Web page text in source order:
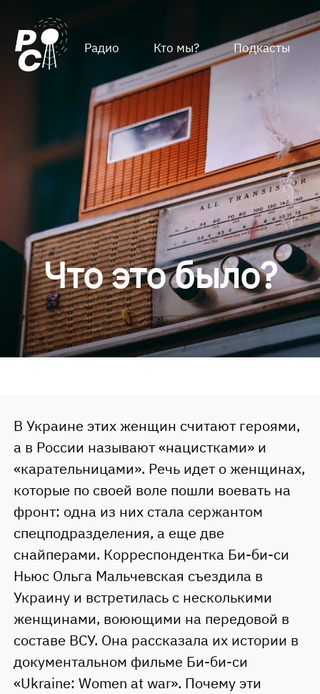
Радио Кто мы? Подкасты
Что это было?
В Украине этих женщин считают героями,
а в России называют «нацистками» и
«карательницами». Речь идет о женщинах,
которые по своей воле пошли воевать на
фронт: одна из них стала сержантом
спецподразделения, а еще две
снайперами. Корреспондентка Би-би-си
Ньюс Ольга Мальчевская съездила в
Украину и встретилась с несколькими
женщинами, воюющими на передовой в
составе ВСУ. Она рассказала их истории в
документальном фильме Би-би-си
«Ukraine: Women at war». Почему эти